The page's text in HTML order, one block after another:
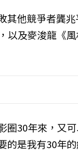
其他競爭者龔
以及麥浚龍《
圈30年來，又
的是我有30年